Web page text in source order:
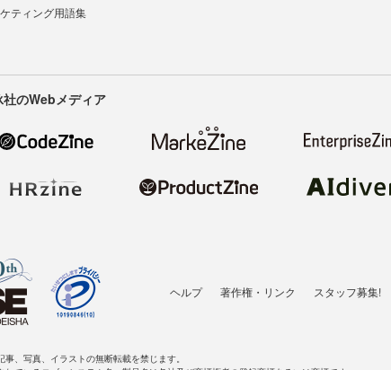
ティング用語集
社のWebメディア
ヘルプ 著作権・リンク スタッフ募集!
事、写真、イラストの無断転載を禁じます。